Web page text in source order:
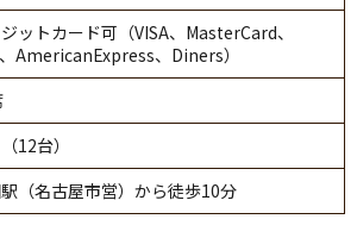
ットカード可（VISA、MasterCard、
AmericanExpress、Diners）
12台）
（名古屋市営）から徒歩10分